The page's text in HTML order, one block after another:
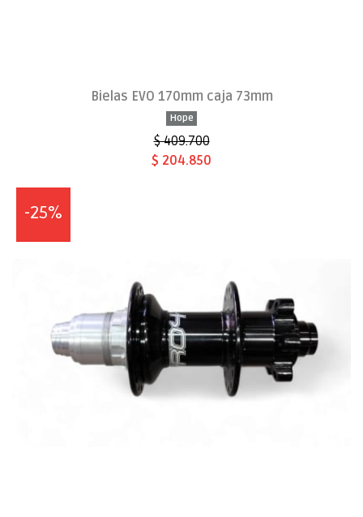
Bielas EVO 170mm caja 73mm
Hope
$ 409.700
$ 204.850
-25%